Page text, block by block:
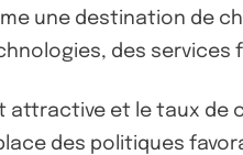
une destination de
des
attractive et le taux de
des politiques